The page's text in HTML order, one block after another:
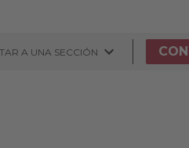
A UNA SECCIÓN